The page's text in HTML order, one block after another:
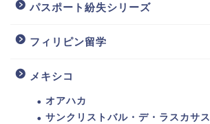
パスポート紛失シリーズ
フィリピン留学
メキシコ
オアハカ
サンクリストバル・デ・ラスカサス